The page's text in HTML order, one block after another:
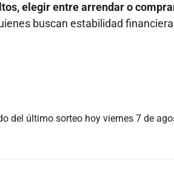
elegir entre arrendar o
buscan estabilidad
del último sorteo hoy viernes 7 de